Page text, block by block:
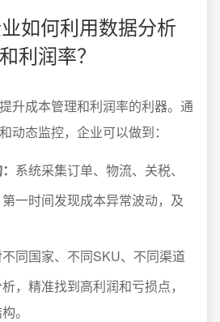
如何利用数据分析
利润率？
升成本管理和利润率的利器。通
动态监控，企业可以做到：
系统采集订单、物流、关税、
一时间发现成本异常波动，及
不同国家、不同SKU、不同渠道
，精准找到高利润和亏损点，
。